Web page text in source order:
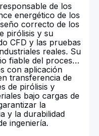
de los
energético de los
correcto de los
pirólisis y su
CFD y las pruebas
reales. Su
fiable del proceso,
con aplicación
transferencia de
de pirólisis y
bajo cargas de
la
y la durabilidad
ingeniería.